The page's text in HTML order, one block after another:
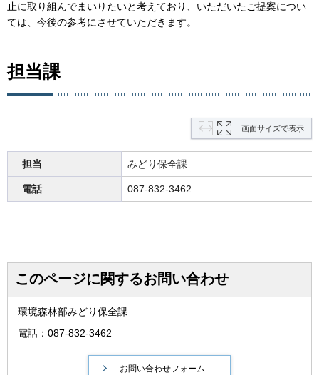
止に取り組んでまいりたいと考えており、いただいたご提案につい
ては、今後の参考にさせていただきます。
担当課
画面サイズで表示
担当 みどり保全課
電話 087-832-3462
このページに関するお問い合わせ
環境森林部みどり保全課
電話：087-832-3462